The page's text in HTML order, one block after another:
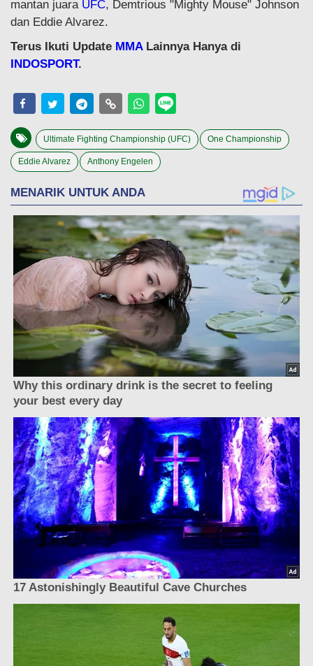
mantan juara UFC, Demtrious "Mighty Mouse" Johnson
dan Eddie Alvarez.
Terus Ikuti Update MMALainnya Hanya di
INDOSPORT.
Ultimate Fighting Championship (UFC) One Championship
Eddie Alvarez Anthony Engelen